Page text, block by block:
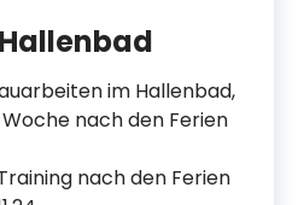
im Hallenbad,
nach den Ferien
nach den Ferien